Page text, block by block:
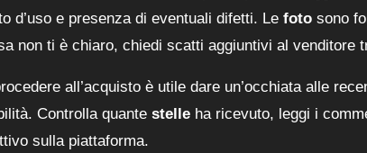
d’uso e presenza di eventuali difetti. Le foto sono
non ti è chiaro, chiedi scatti aggiuntivi al venditore
all’acquisto è utile dare un’occhiata alle
Controlla quante stelle ha ricevuto, leggi i
sulla piattaforma.